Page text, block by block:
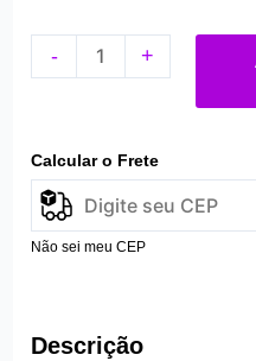
- +
Calcular o Frete
Não sei meu CEP
Descrição